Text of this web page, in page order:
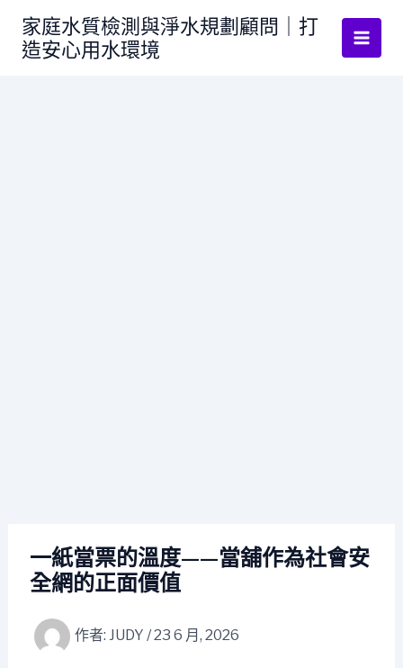
家庭水質檢測與淨水規劃顧問｜打
造安心用水環境
一紙當票的溫度——當舖作為社會安
全網的正面價值
作者: JUDY /23 6 月, 2026